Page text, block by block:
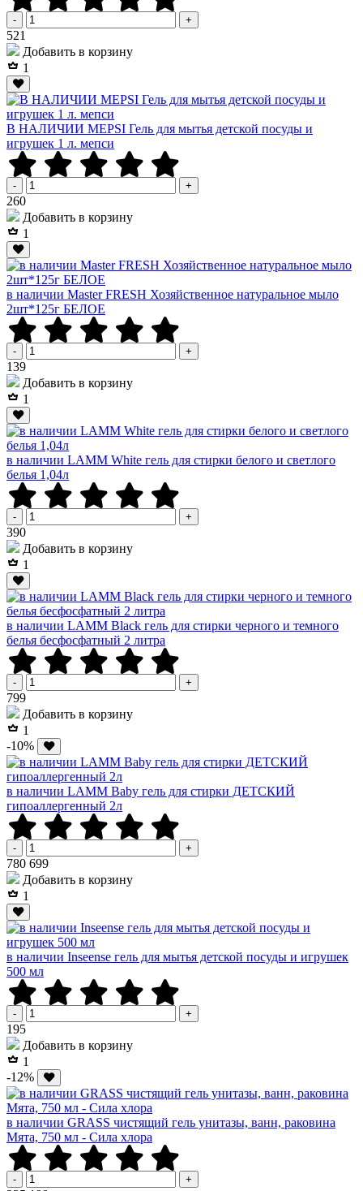
- +
521
Добавить в корзину
1
В НАЛИЧИИ MEPSI Гель для мытья детской посуды и
игрушек 1 л. мепси
- +
260Р
Добавить в корзину
1
в наличии Master FRESH Хозяйственное натуральное мыло
2шт*125г БЕЛОЕ
- +
139Р
Добавить в корзину
1
в наличии LAMM White гель для стирки белого и светлого
белья 1,04л
- +
390Р
Добавить в корзину
1
в наличии LAMM Black гель для стирки черного и темного
белья бесфосфатный 2 литра
- +
799Р
Добавить в корзину
1
-10%
в наличии LAMM Baby гель для стирки ДЕТСКИЙ
гипоаллергенный 2л
- +
780 Р
699Р
Добавить в корзину
1
в наличии Inseense гель для мытья детской посуды и игрушек
500 мл
- +
195Р
Добавить в корзину
1
-12%
в наличии GRASS чистящий гель унитазы, ванн, раковина
Мята, 750 мл - Сила хлора
- +